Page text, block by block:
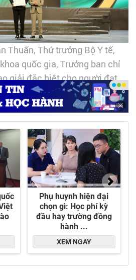
Thuấn, Thứ trưởng Bộ Y tế,
quốc gia, Trưởng ban chỉ
giải đặc biệt cho người đạt
Xuân Bách đến từ Hà Nội -